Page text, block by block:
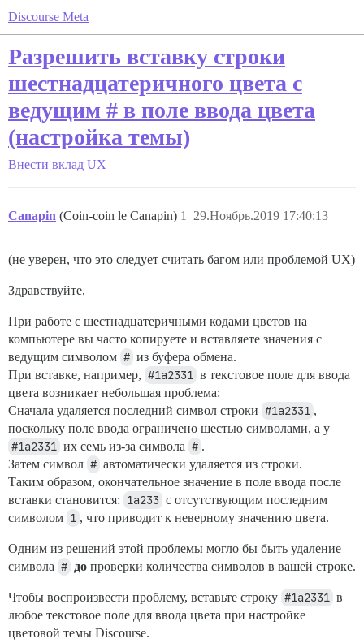
Discourse Meta
Разрешить вставку строки
шестнадцатеричного цвета с
ведущим # в поле ввода цвета
(настройка темы)
Внести вклад UX
Canapin (Coin-coin le Canapin) 29.Ноябрь.2019 17:40:13
1
(не уверен, что это следует считать багом или проблемой UX)
Здравствуйте,
При работе с шестнадцатеричными кодами цветов на
компьютере вы часто копируете и вставляете значения с
ведущим символом # из буфера обмена.
При вставке, например, #1a2331 в текстовое поле для ввода
цвета возникает небольшая проблема:
Сначала удаляется последний символ строки #1a2331 ,
поскольку поле ввода ограничено шестью символами, а у
#1a2331 их семь из-за символа # .
Затем символ # автоматически удаляется из строки.
Таким образом, окончательное значение в поле ввода после
вставки становится: 1a233 с отсутствующим последним
символом 1 , что приводит к неверному значению цвета.
Одним из решений этой проблемы могло бы быть удаление
символа # до проверки количества символов в вашей строке.
Чтобы воспроизвести проблему, вставьте строку #1a2331 в
любое текстовое поле для ввода цвета при настройке
цветовой темы Discourse.